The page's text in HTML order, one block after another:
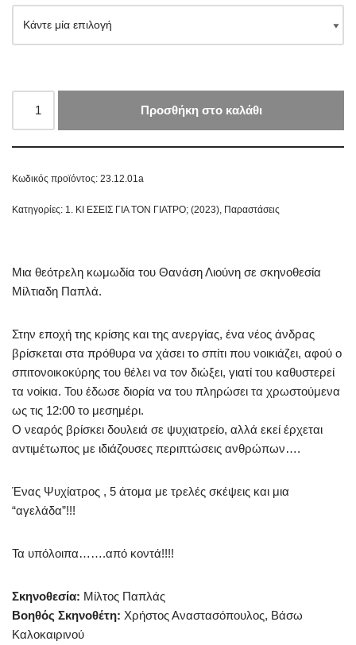
Προσθήκη στο καλάθι
Κωδικός προϊόντος: 23.12.01a
Κατηγορίες: 1. ΚΙ ΕΣΕΙΣ ΓΙΑ ΤΟΝ ΓΙΑΤΡΟ; (2023) Παραστάσεις
Μια θεότρελη κωμωδία του Θανάση Λιούνη σε σκηνοθεσία
Μίλτιαδη Παπλά.
Στην εποχή της κρίσης και της ανεργίας, ένα νέος άνδρας
βρίσκεται στα πρόθυρα να χάσει το σπίτι που νοικιάζει, αφού ο
σπιτονοικοκύρης του θέλει να τον διώξει, γιατί του καθυστερεί
τα νοίκια. Του έδωσε διορία να του πληρώσει τα χρωστούμενα
ως τις 12:00 το μεσημέρι.
Ο νεαρός βρίσκει δουλειά σε ψυχιατρείο, αλλά εκεί έρχεται
αντιμέτωπος με ιδιάζουσες περιπτώσεις ανθρώπων….
Ένας Ψυχίατρος , 5 άτομα με τρελές σκέψεις και μια
“αγελάδα”!!!
Τα υπόλοιπα…….από κοντά!!!!
Σκηνοθεσία: Μίλτος Παπλάς
Βοηθός Σκηνοθέτη: Χρήστος Αναστασόπουλος, Βάσω
Καλοκαιρινού